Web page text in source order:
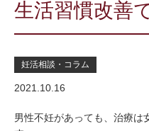
生活習慣改善
妊活相談・コラム
2021.10.16
男性不妊があっても、治療は